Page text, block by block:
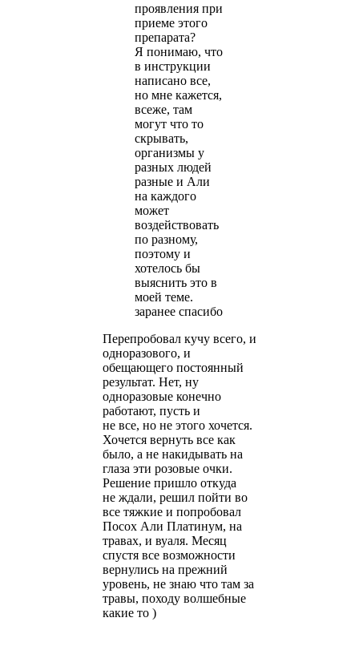
проявления при
приеме этого
препарата?
Я понимаю, что
в инструкции
написано все,
но мне кажется,
всеже, там
могут что то
скрывать,
организмы у
разных людей
разные и Али
на каждого
может
воздействовать
по разному,
поэтому и
хотелось бы
выяснить это в
моей теме.
заранее спасибо
Перепробовал кучу всего, и
одноразового, и
обещающего постоянный
результат. Нет, ну
одноразовые конечно
работают, пусть и
не все, но не этого хочется.
Хочется вернуть все как
было, а не накидывать на
глаза эти розовые очки.
Решение пришло откуда
не ждали, решил пойти во
все тяжкие и попробовал
Посох Али Платинум, на
травах, и вуаля. Месяц
спустя все возможности
вернулись на прежний
уровень, не знаю что там за
травы, походу волшебные
какие то )